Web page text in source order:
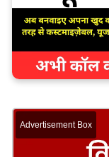
Advertisement Box